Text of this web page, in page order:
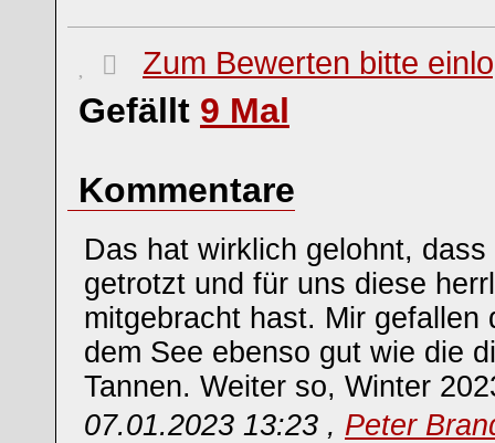
Zum Bewerten bitte
Gefällt 9 Mal
Kommentare
Das hat wirklich gelohnt,
getrotzt und für uns diese
mitgebracht hast. Mir gefallen
dem See ebenso gut wie die
Tannen. Weiter so, Winter
07.01.2023 13:23 , Peter